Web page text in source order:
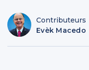
Contributeurs
Evèk Macedo